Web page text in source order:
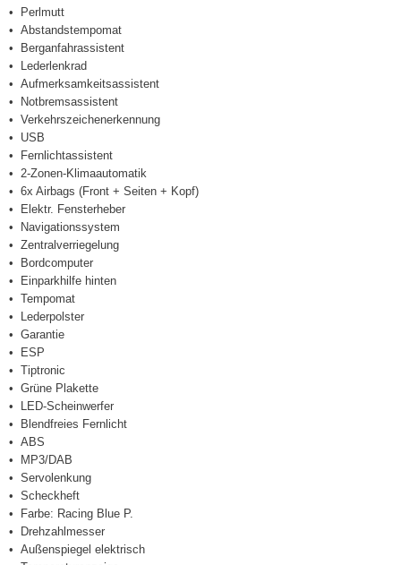
Perlmutt
Abstandstempomat
Berganfahrassistent
Lederlenkrad
Aufmerksamkeitsassistent
Notbremsassistent
Verkehrszeichenerkennung
USB
Fernlichtassistent
2-Zonen-Klimaautomatik
6x Airbags (Front + Seiten + Kopf)
Elektr. Fensterheber
Navigationssystem
Zentralverriegelung
Bordcomputer
Einparkhilfe hinten
Tempomat
Lederpolster
Garantie
ESP
Tiptronic
Grüne Plakette
LED-Scheinwerfer
Blendfreies Fernlicht
ABS
MP3/DAB
Servolenkung
Scheckheft
Farbe: Racing Blue P.
Drehzahlmesser
Außenspiegel elektrisch